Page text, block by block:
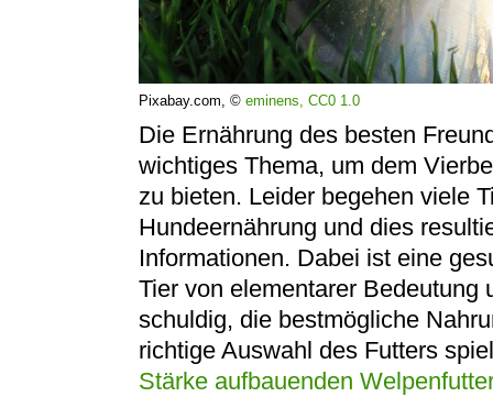
Pixabay.com, © eminens, CC0 1.0
Die Ernährung des besten
wichtiges Thema, um dem
zu bieten. Leider begehen viele
Hundeernährung und dies
Informationen. Dabei ist eine
Tier von elementarer Bedeutung
schuldig, die bestmögliche
richtige Auswahl des Futters
Stärke aufbauenden